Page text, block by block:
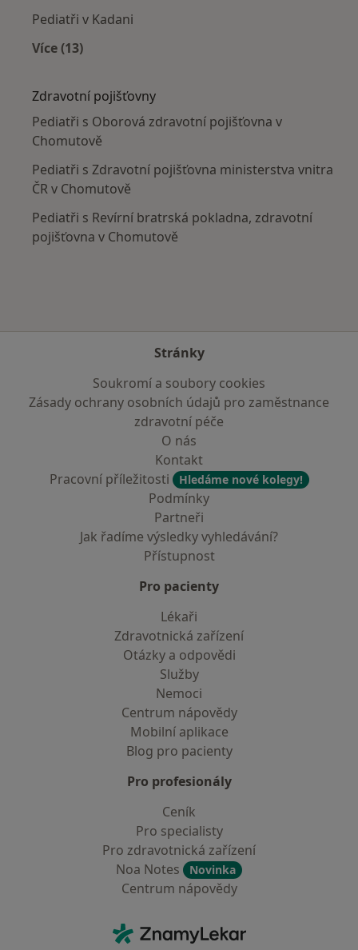
Pediatři v Kadani
Více (13)
Zdravotní pojišťovny
Pediatři s Oborová zdravotní pojišťovna v
Chomutově
Pediatři s Zdravotní pojišťovna ministerstva vnitra
ČR v Chomutově
Pediatři s Revírní bratrská pokladna, zdravotní
pojišťovna v Chomutově
Stránky
Soukromí a soubory cookies
Zásady ochrany osobních údajů pro zaměstnance
zdravotní péče
O nás
Kontakt
Pracovní příležitosti
Hledáme nové kolegy!
Podmínky
Partneři
Jak řadíme výsledky vyhledávání?
Přístupnost
Pro pacienty
Lékaři
Zdravotnická zařízení
Otázky a odpovědi
Služby
Nemoci
Centrum nápovědy
Mobilní aplikace
Blog pro pacienty
Pro profesionály
Ceník
Pro specialisty
Pro zdravotnická zařízení
Noa Notes
Novinka
Centrum nápovědy
ZnamyLekar - Hlavní stránka